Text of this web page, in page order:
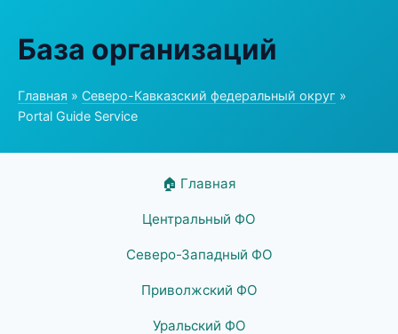
База организаций
Главная » Северо-Кавказский федеральный округ »
Portal Guide Service
🏠 Главная
Центральный ФО
Северо-Западный ФО
Приволжский ФО
Уральский ФО